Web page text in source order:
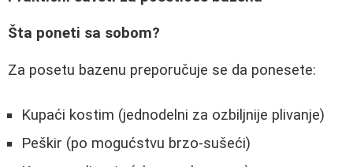
Šta poneti sa sobom?
Za posetu bazenu preporučuje se da ponesete:
Kupaći kostim (jednodelni za ozbiljnije plivanje)
Peškir (po mogućstvu brzo-sušeći)